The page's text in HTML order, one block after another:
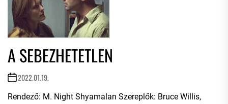
A SEBEZHETETLEN
2022.01.19.
Rendező: M. Night Shyamalan Szereplők: Bruce Willis,